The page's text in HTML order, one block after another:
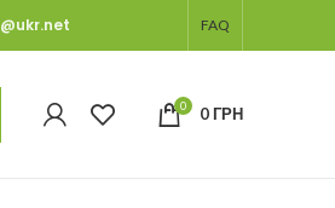
FAQ
0 0ГРН